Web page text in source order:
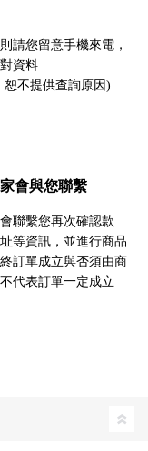
請您留意手機來電，
資料
不提供查詢原因)
會與您聯繫
聯繫您再次確認款
等資訊，並進行商品
訂單成立與否須由商
代表訂單一定成立